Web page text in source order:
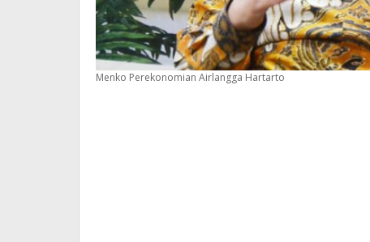
Menko Perekonomian Airlangga Hartarto